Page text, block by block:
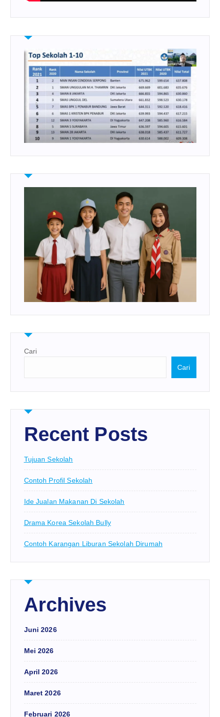
Cari
Cari
Recent Posts
Tujuan Sekolah
Contoh Profil Sekolah
Ide Jualan Makanan Di Sekolah
Drama Korea Sekolah Bully
Contoh Karangan Liburan Sekolah Dirumah
Archives
Juni 2026
Mei 2026
April 2026
Maret 2026
Februari 2026